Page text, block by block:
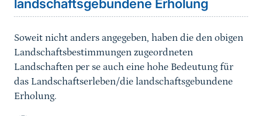
landschaftsgebundene Erholung
Soweit nicht anders angegeben, haben die den obigen
Landschaftsbestimmungen zugeordneten
Landschaften per se auch eine hohe Bedeutung für
das Landschaftserleben/die landschaftsgebundene
Erholung.